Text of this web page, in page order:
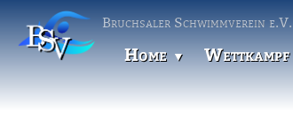
Bruchsaler Schwimmverein e.V.
Home Wettkampf